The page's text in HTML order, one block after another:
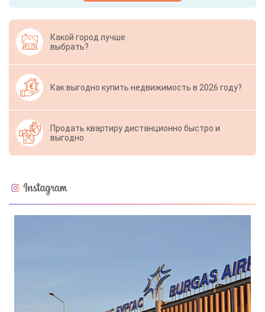
Какой город лучше
выбрать?
Как выгодно купить недвижимость в 2026 году?
Продать квартиру дистанционно быстро и
выгодно